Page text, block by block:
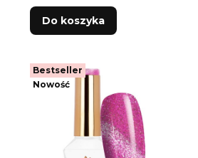
Do koszyka
Bestseller
Nowość